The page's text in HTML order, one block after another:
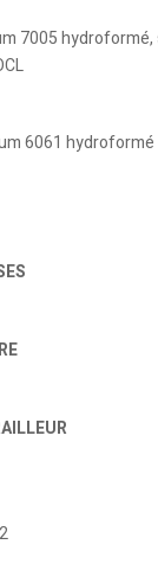
7005
6061 hydroformé